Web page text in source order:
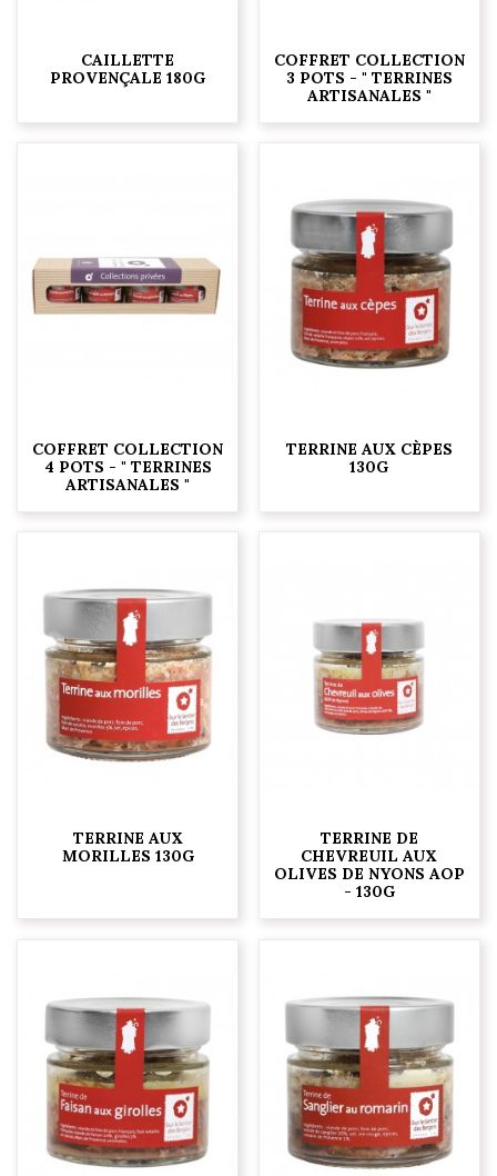
CAILLETTE
PROVENÇALE 180G
COFFRET COLLECTION
3 POTS - " TERRINES
ARTISANALES "
COFFRET COLLECTION
4 POTS - " TERRINES
ARTISANALES "
TERRINE AUX CÈPES
130G
TERRINE AUX
MORILLES 130G
TERRINE DE
CHEVREUIL AUX
OLIVES DE NYONS AOP
- 130G